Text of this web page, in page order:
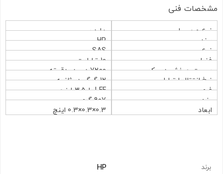
مشخصات فنی
نوع محصول
هارد سرور
برند
HP
نوع
SAS
فضا
10 ترابایت
سرعت چرخش دیسک
7200 دور در دقیقه
نرخ انتقال ارتباط
12 گیگ در ثانیه
فرم
LFF یا 3.5 اینچی
وزن
907 گرم
ابعاد
0.3×0.3×0.3 اینچ
برند HP